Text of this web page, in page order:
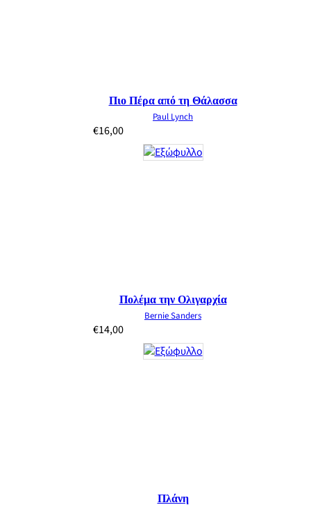
Πιο Πέρα από τη Θάλασσα
Paul Lynch
€16,00
Πολέμα την Ολιγαρχία
Bernie Sanders
€14,00
Πλάνη